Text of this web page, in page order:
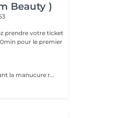
Beauty )
prendre votre ticket
pour le premier
Soin complet des ongles et des cuticules, incluant la manucure russe, le limage et la mise en forme, suivi de l'application d'un vernis traditionnel transparent pour des mains nettes, soignées et élégantes.